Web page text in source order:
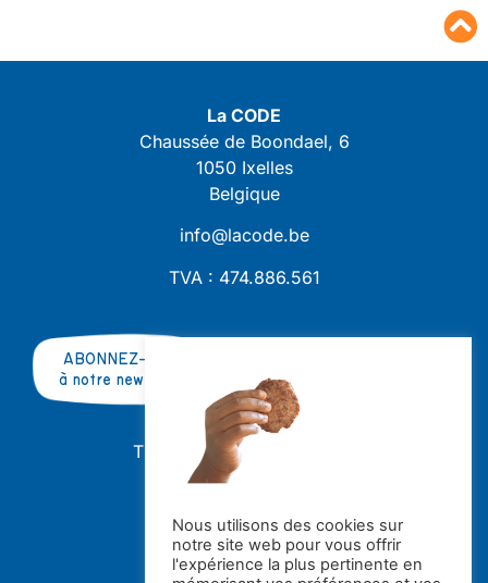
La CODE
Chaussée de Boondael, 6
1050 Ixelles
Belgique
info@lacode.be
TVA : 474.886.561
ABONNEZ-VOUS
à notre newsletter
TRAVAILLER AVEC NOUS ?
STAGES
Avec le soutien de la
Nous utilisons des cookies sur
notre site web pour vous offrir
l'expérience la plus pertinente en